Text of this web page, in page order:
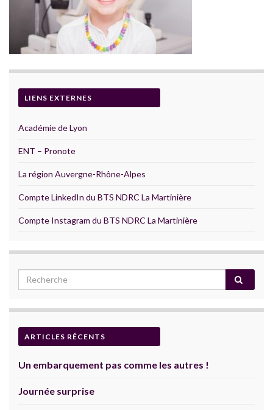
LIENS EXTERNES
Académie de Lyon
ENT – Pronote
La région Auvergne-Rhône-Alpes
Compte LinkedIn du BTS NDRC La Martinière
Compte Instagram du BTS NDRC La Martinière
ARTICLES RÉCENTS
Un embarquement pas comme les autres !
Journée surprise